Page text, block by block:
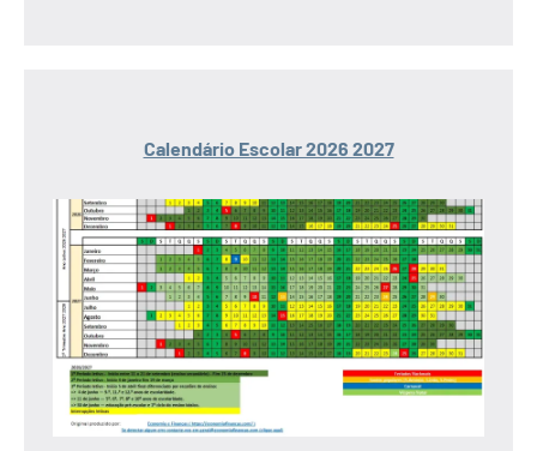
Calendário Escolar 2026 2027